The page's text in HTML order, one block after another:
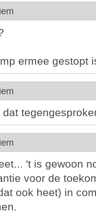
ermee gestopt
't is gewoon
voor de
ook heet) in